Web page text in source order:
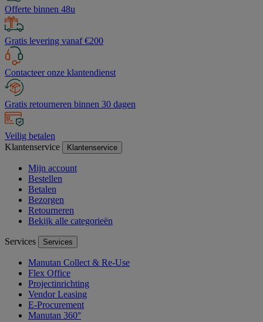
Offerte binnen 48u
Gratis levering vanaf €200
Contacteer onze klantendienst
Gratis retourneren binnen 30 dagen
Veilig betalen
Klantenservice
Klantenservice
Mijn account
Bestellen
Betalen
Bezorgen
Retourneren
Bekijk alle categorieën
Services Services
Manutan Collect & Re-Use
Flex Office
Projectinrichting
Vendor Leasing
E-Procurement
Manutan 360°